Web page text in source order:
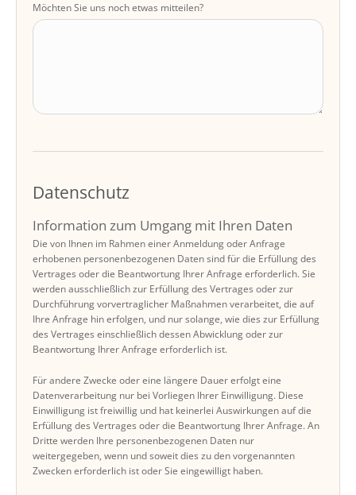
Möchten Sie uns noch etwas mitteilen?
Datenschutz
Information zum Umgang mit Ihren Daten
Die von Ihnen im Rahmen einer Anmeldung oder Anfrage
erhobenen personenbezogenen Daten sind für die Erfüllung des
Vertrages oder die Beantwortung Ihrer Anfrage erforderlich. Sie
werden ausschließlich zur Erfüllung des Vertrages oder zur
Durchführung vorvertraglicher Maßnahmen verarbeitet, die auf
Ihre Anfrage hin erfolgen, und nur solange, wie dies zur Erfüllung
des Vertrages einschließlich dessen Abwicklung oder zur
Beantwortung Ihrer Anfrage erforderlich ist.
Für andere Zwecke oder eine längere Dauer erfolgt eine
Datenverarbeitung nur bei Vorliegen Ihrer Einwilligung. Diese
Einwilligung ist freiwillig und hat keinerlei Auswirkungen auf die
Erfüllung des Vertrages oder die Beantwortung Ihrer Anfrage. An
Dritte werden Ihre personenbezogenen Daten nur
weitergegeben, wenn und soweit dies zu den vorgenannten
Zwecken erforderlich ist oder Sie eingewilligt haben.